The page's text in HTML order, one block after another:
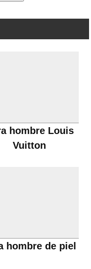
hombre Louis
Vuitton
hombre de piel